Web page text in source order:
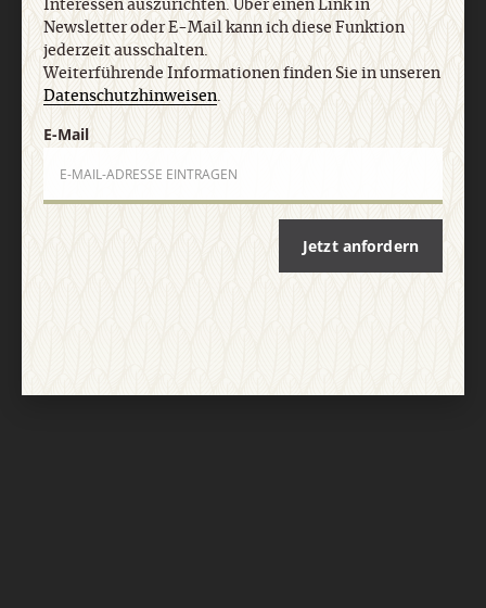
Vertrag widerrufen
Interessen auszurichten. Über einen Link in
Newsletter oder E-Mail kann ich diese Funktion
jederzeit ausschalten.
Weiterführende Informationen finden Sie in unseren
Datenschutzhinweisen.
E-Mail
Jetzt anfordern